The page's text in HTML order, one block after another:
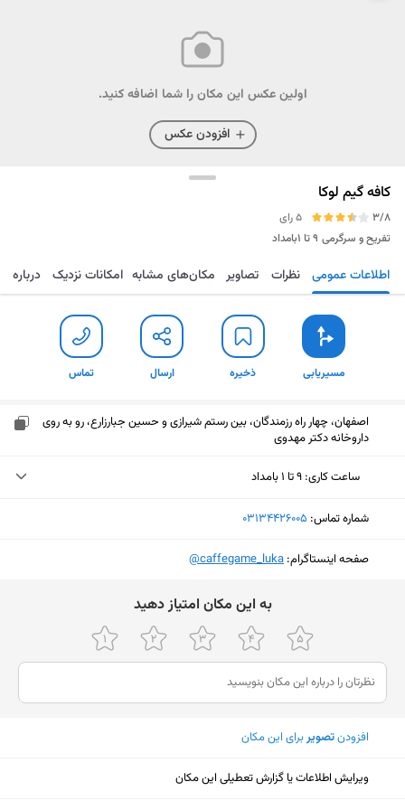
اولین عکس این مکان را شما اضافه کنید.
افزودن عکس
کافه گیم لوکا
3/8
5 رای
تفریح و سرگرمی ۹ تا ۱بامداد
مسیریابی ذخیره ارسال تماس اطلاعات عمومی نظرات تصاویر مکان‌های مشابه امکانات نزدیک درباره
مسیریابی ذخیره ارسال تماس
اصفهان، چهار راه رزمندگان، بین رستم شیرازی و حسین جبارزارع، رو به روی
داروخانه دکتر مهدوی
ساعت کاری: ۹ تا ۱ بامداد
یکشنبه (امروز)
پنجشنبه
۹ تا ۱ بامداد
جمعه
۹ تا ۱ بامداد
شنبه
شماره تماس: ‎03134426005
صفحه اینستاگرام: ‎@caffegame_luka
ﺑﻪ اﯾﻦ ﻣﮑﺎن اﻣﺘﯿﺎز دﻫﯿﺪ
افزودنتصویربرای این مکان
ویرایش اطلاعات یا گزارش تعطیلی این مکان